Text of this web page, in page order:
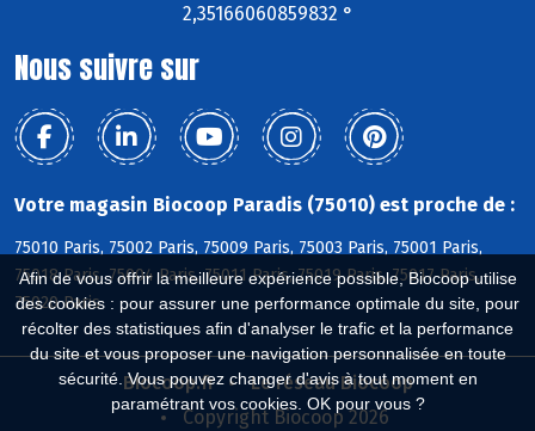
Afin de vous offrir la meilleure expérience possible, Biocoop utilise
des cookies : pour assurer une performance optimale du site, pour
récolter des statistiques afin d'analyser le trafic et la performance
du site et vous proposer une navigation personnalisée en toute
sécurité. Vous pouvez changer d'avis à tout moment en
paramétrant vos cookies. OK pour vous ?
2,35166060859832 °
Nous suivre sur
Votre magasin Biocoop Paradis (75010) est proche de :
75010 Paris, 75002 Paris, 75009 Paris, 75003 Paris, 75001 Paris,
75018 Paris, 75004 Paris, 75011 Paris, 75019 Paris, 75017 Paris,
75020 Paris
Biocoop.fr
Le réseau Biocoop
Copyright Biocoop 2026